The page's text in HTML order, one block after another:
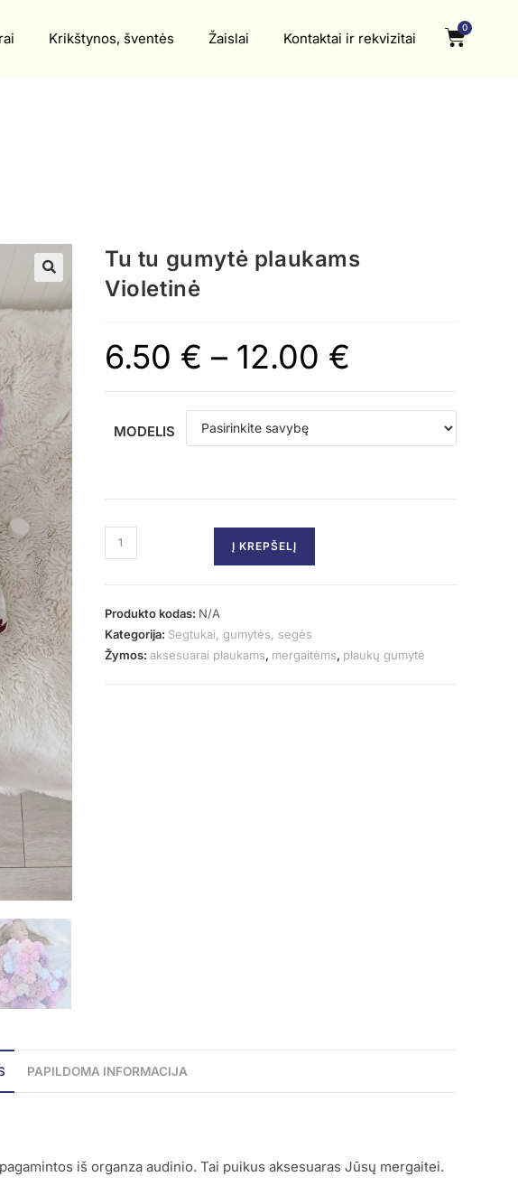
Krikštynos, šventės Žaislai Kontaktai ir rekvizitai
0
Tu tu gumytė plaukams
Violetinė
6.50 € – 12.00 €
MODELIS
Į KREPŠELĮ
Produkto kodas: N/A
Kategorija: Segtukai, gumytės, segės
Žymos: aksesuarai plaukams, mergaitėms, plaukų gumytė
PAPILDOMA INFORMACIJA
iš organza audinio. Tai puikus aksesuaras Jūsų mergaitei.